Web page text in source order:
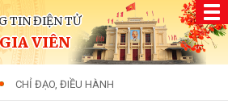
TIN ĐIỆN TỬ
VIÊN
CHỈ ĐẠO, ĐIỀU HÀNH